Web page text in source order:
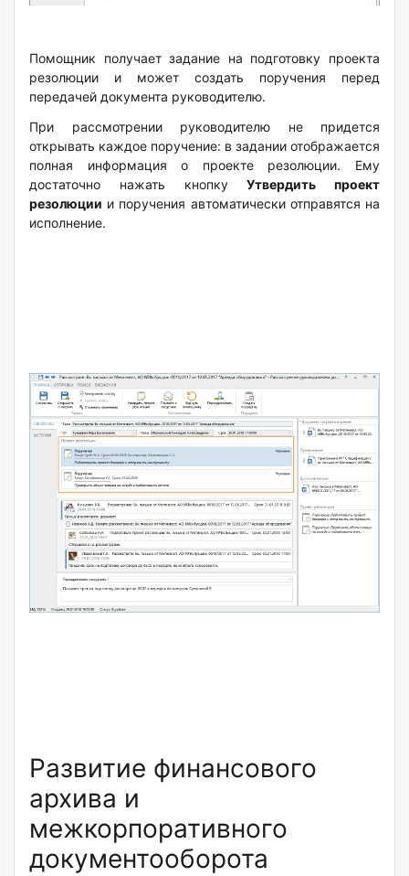
Помощник получает задание на подготовку проекта
резолюции и может создать поручения перед
передачей документа руководителю.
При рассмотрении руководителю не придется
открывать каждое поручение: в задании отображается
полная информация о проекте резолюции. Ему
достаточно нажать кнопкуУтвердить проект
резолюции и поручения автоматически отправятся на
исполнение.
Развитие финансового
архива и
межкорпоративного
документооборота